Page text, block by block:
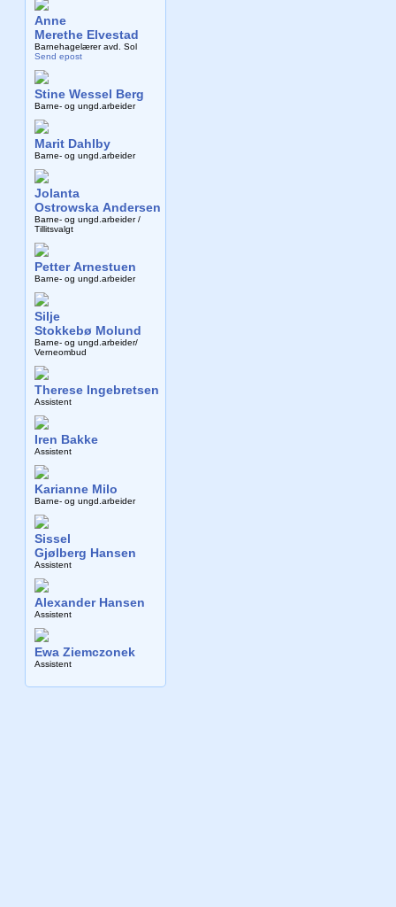
Anne
Merethe Elvestad
Barnehagelærer avd. Sol
Send epost
Stine Wessel Berg
Barne- og ungd.arbeider
Marit Dahlby
Barne- og ungd.arbeider
Jolanta
Ostrowska Andersen
Barne- og ungd.arbeider /
Tillitsvalgt
Petter Arnestuen
Barne- og ungd.arbeider
Silje
Stokkebø Molund
Barne- og ungd.arbeider/
Verneombud
Therese Ingebretsen
Assistent
Iren Bakke
Assistent
Karianne Milo
Barne- og ungd.arbeider
Sissel
Gjølberg Hansen
Assistent
Alexander Hansen
Assistent
Ewa Ziemczonek
Assistent